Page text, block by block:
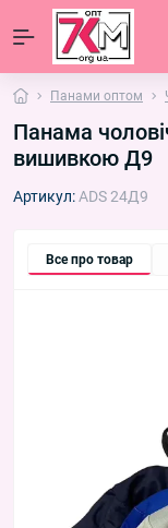
Панами оптом
Панама
вишивкою Д9
Артикул:ADS 24Д9
Все про товар